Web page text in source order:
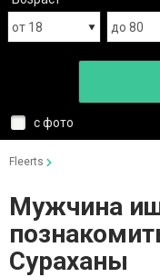
с фото
Fleerts
Мужчина
Сураханы